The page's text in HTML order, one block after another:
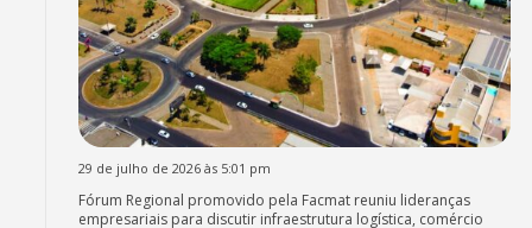
29 de julho de 2026 às 5:01 pm
Fórum Regional promovido pela Facmat reuniu lideranças
empresariais para discutir infraestrutura logística, comércio